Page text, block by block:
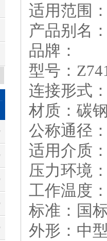
适用范围
产品别名
品牌：
型号：
连接形式
材质：碳
公称通径
适用介质
压力环境
工作温度
标准：国
外形：中